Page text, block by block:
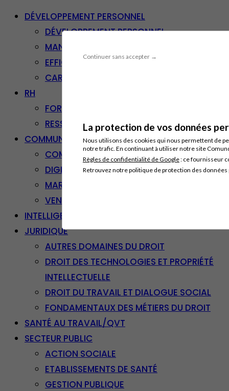
Continuer sans accepter →
La protection de vos données
Nous utilisons des cookies qui nous permettent de
notre trafic. En continuant à utiliser notre site
Règles de confidentialité de Google: ce fournisseur
Retrouvez notre politique de protection des
DÉVELOPPEMENT PERSONNEL
DÉVELOPPEMENT PERSONNEL
MANAGEMENT
EFFICACITÉ PROFESSIONNELLE
CARRIÈRE & RECONVERSION
RH
FORMATION PROFESSIONNELLE
RESSOURCES HUMAINES
COMMUNICATION/DIGITAL
COMMUNICATION
DIGITAL
MARKETING
VENTE – RELATION CLIENT
INTELLIGENCE ARTIFICIELLE
JURIDIQUE
AUTRES DOMAINES DU DROIT
DROIT DES TECHNOLOGIES ET PROPRIÉTÉ
INTELLECTUELLE
DROIT DU TRAVAIL ET DIALOGUE SOCIAL
FONDAMENTAUX DES MÉTIERS DU DROIT
SANTÉ AU TRAVAIL/QVT
SECTEUR PUBLIC
ACTION SOCIALE
ETABLISSEMENTS DE SANTÉ
GESTION PUBLIQUE